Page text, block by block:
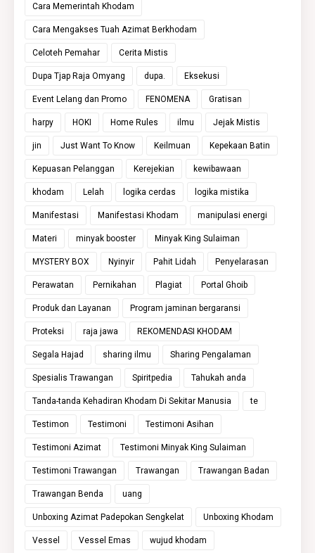
Cara Memerintah Khodam
Cara Mengakses Tuah Azimat Berkhodam
Celoteh Pemahar Cerita Mistis
Dupa Tjap Raja Omyang dupa. Eksekusi
Event Lelang dan Promo FENOMENA Gratisan
harpy HOKI Home Rules ilmu Jejak Mistis
jin Just Want To Know Keilmuan Kepekaan Batin
Kepuasan Pelanggan Kerejekian kewibawaan
khodam Lelah logika cerdas logika mistika
Manifestasi Manifestasi Khodam manipulasi energi
Materi minyak booster Minyak King Sulaiman
MYSTERY BOX Nyinyir Pahit Lidah Penyelarasan
Perawatan Pernikahan Plagiat Portal Ghoib
Produk dan Layanan Program jaminan bergaransi
Proteksi raja jawa REKOMENDASI KHODAM
Segala Hajad sharing ilmu Sharing Pengalaman
Spesialis Trawangan Spiritpedia Tahukah anda
Tanda-tanda Kehadiran Khodam Di Sekitar Manusia te
Testimon Testimoni Testimoni Asihan
Testimoni Azimat Testimoni Minyak King Sulaiman
Testimoni Trawangan Trawangan Trawangan Badan
Trawangan Benda uang
Unboxing Azimat Padepokan Sengkelat Unboxing Khodam
Vessel Vessel Emas wujud khodam